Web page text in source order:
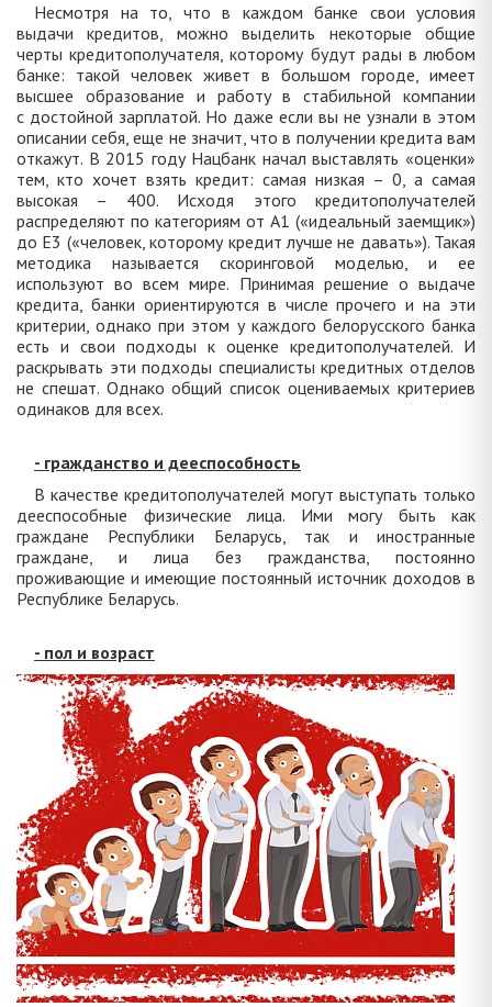
Несмотря на то, что в каждом банке свои условия
выдачи кредитов, можно выделить некоторые общие
черты кредитополучателя, которому будут рады в любом
банке: такой человек живет в большом городе, имеет
высшее образование и работу в стабильной компании
с достойной зарплатой. Но даже если вы не узнали в этом
описании себя, еще не значит, что в получении кредита вам
откажут. В 2015 году Нацбанк начал выставлять «оценки»
тем, кто хочет взять кредит: самая низкая – 0, а самая
высокая – 400. Исходя этого кредитополучателей
распределяют по категориям от А1 («идеальный заемщик»)
до E3 («человек, которому кредит лучше не давать»). Такая
методика называется скоринговой моделью, и ее
используют во всем мире. Принимая решение о выдаче
кредита, банки ориентируются в числе прочего и на эти
критерии, однако при этом у каждого белорусского банка
есть и свои подходы к оценке кредитополучателей. И
раскрывать эти подходы специалисты кредитных отделов
не спешат. Однако общий список оцениваемых критериев
одинаков для всех.
- гражданство и дееспособность
В качестве кредитополучателей могут выступать только
дееспособные физические лица. Ими могу быть как
граждане Республики Беларусь, так и иностранные
граждане, и лица без гражданства, постоянно
проживающие и имеющие постоянный источник доходов в
Республике Беларусь.
- пол и возраст